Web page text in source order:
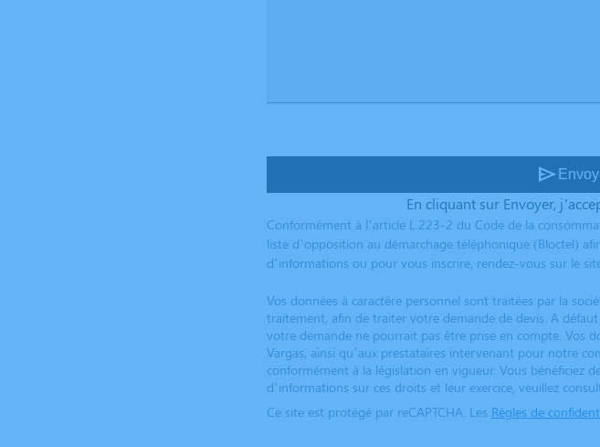
send
En cliquant sur Envoyer,
Conformément à l’article L.223-2 du Code de la
liste d’opposition au démarchage téléphonique (Bloctel)
d’informations ou pour vous inscrire, rendez-vous sur le
Vos données à caractère personnel sont traitées par la
traitement, afin de traiter votre demande de devis. A
votre demande ne pourrait pas être prise en compte. Vos
Vargas, ainsi qu’aux prestataires intervenant pour notre
conformément à la législation en vigueur. Vous bénéficiez
d’informations sur ces droits et leur exercice, veuillez
Ce site est protégé par reCAPTCHA. Les Règles de